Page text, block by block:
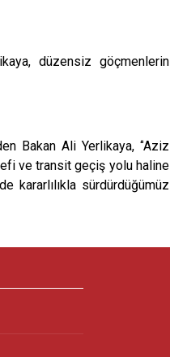
düzensiz göçmenlerin
Bakan Ali Yerlikaya, “Aziz
ve transit geçiş yolu haline
kararlılıkla sürdürdüğümüz